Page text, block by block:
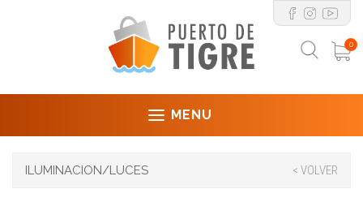
0
MENU
ILUMINACION/LUCES < VOLVER